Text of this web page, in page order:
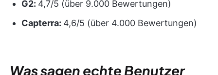
G2: 4,7/5 (über 9.000 Bewertungen)
Capterra: 4,6/5 (über 4.000 Bewertungen)
Was sagen echte Benutzer